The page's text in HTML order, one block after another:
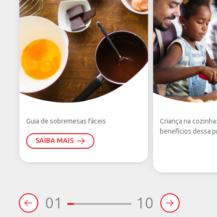
27°C — faixa ideal para o consumo.
3. Monitoramento constante
É importante observar se todos os animais estão
bebendo água regularmente. Qualquer redução no
consumo deve ser investigada, pois pode indicar
alterações na qualidade da água ou falhas no
fornecimento.
Guia de sobremesas fáceis
SAIBA MAIS
Criança na
benefícios dessa
01 10